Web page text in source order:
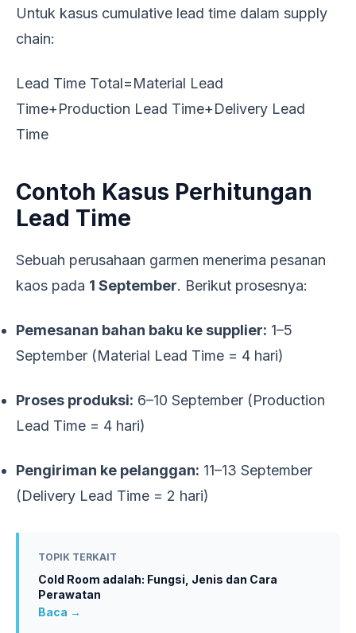
Untuk kasus cumulative lead time dalam supply
chain:
Lead Time Total=Material Lead
Time+Production Lead Time+Delivery Lead
Time
Contoh Kasus Perhitungan
Lead Time
Sebuah perusahaan garmen menerima pesanan
kaos pada 1 September. Berikut prosesnya:
Pemesanan bahan baku ke supplier: 1–5
September (Material Lead Time = 4 hari)
Proses produksi: 6–10 September (Production
Lead Time = 4 hari)
Pengiriman ke pelanggan: 11–13 September
(Delivery Lead Time = 2 hari)
TOPIK TERKAIT
Cold Room adalah: Fungsi, Jenis dan Cara
Perawatan
Baca →